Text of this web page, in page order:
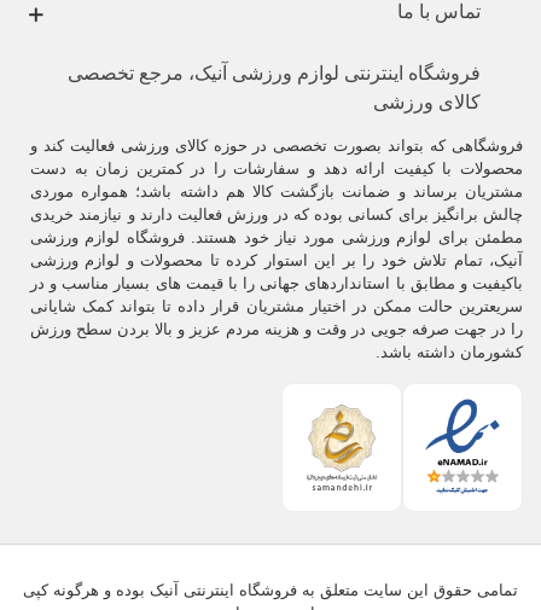
تماس با ما
فروشگاه اینترنتی لوازم ورزشی آنیک، مرجع تخصصی
کالای ورزشی
فروشگاهی که بتواند بصورت تخصصی در حوزه کالای ورزشی فعالیت کند و
محصولات با کیفیت ارائه دهد و سفارشات را در کمترین زمان به دست
مشتریان برساند و ضمانت بازگشت کالا هم داشته باشد؛ همواره موردی
چالش برانگیز برای کسانی بوده که در ورزش فعالیت دارند و نیازمند خریدی
مطمئن برای لوازم ورزشی مورد نیاز خود هستند. فروشگاه لوازم ورزشی
آنیک، تمام تلاش خود را بر این استوار کرده تا محصولات و لوازم ورزشی
باکیفیت و مطابق با استانداردهای جهانی را با قیمت های بسیار مناسب و در
سریعترین حالت ممکن در اختیار مشتریان قرار داده تا بتواند کمک شایانی
را در جهت صرفه جویی در وقت و هزینه مردم عزیز و بالا بردن سطح ورزش
کشورمان داشته باشد.
تمامی حقوق این سایت متعلق به فروشگاه اینترنتی آنیک بوده و هرگونه کپی